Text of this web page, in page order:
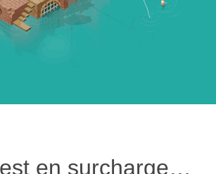
en surcharge…